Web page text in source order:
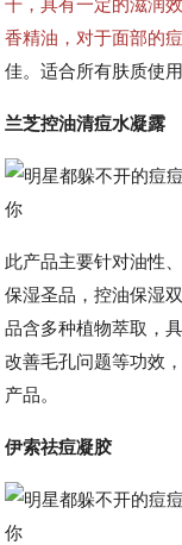
香精油，对于面部的
佳。适合所有肤质使
兰芝控油清痘水凝露
此产品主要针对油性
保湿圣品，控油保湿
品含多种植物萃取，
改善毛孔问题等功效
产品。
伊索祛痘凝胶